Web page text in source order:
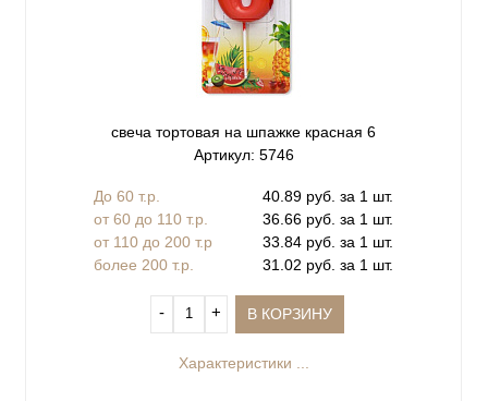
свеча тортовая на шпажке красная 6
Артикул: 5746
До 60 т.р.
40.89 руб. за 1 шт.
от 60 до 110 т.р.
36.66 руб. за 1 шт.
от 110 до 200 т.р
33.84 руб. за 1 шт.
более 200 т.р.
31.02 руб. за 1 шт.
‐ + В КОРЗИНУ
Характеристики ...